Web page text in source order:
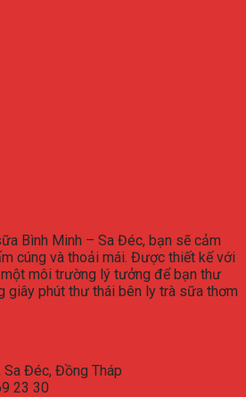
Bình Minh – Sa Đéc, bạn sẽ cảm
cúng và thoải mái. Được thiết kế với
môi trường lý tưởng để bạn thư
giây phút thư thái bên ly trà sữa thơm
Đéc, Đồng Tháp
23 30